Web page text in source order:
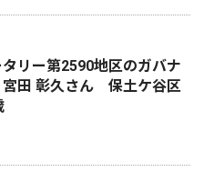
リー第2590地区のガバナ
田 彰久さん 保土ケ谷区